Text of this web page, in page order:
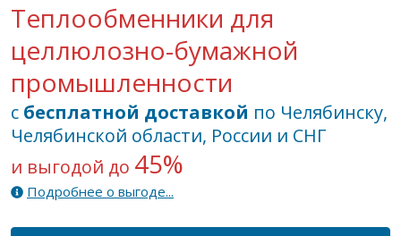
Теплообменники для
целлюлозно-бумажной
промышленности
с бесплатной доставкой по Челябинску,
Челябинской области, России и СНГ
и выгодой до 45%
Подробнее о выгоде...